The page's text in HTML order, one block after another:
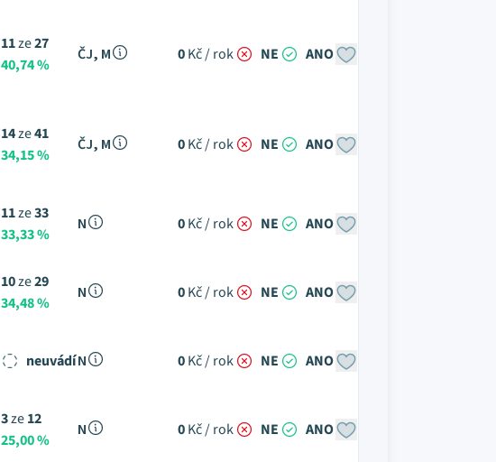
11ze27
40,74 %
ČJ, M 0Kč / rok NE ANO
14ze41
34,15 %
ČJ, M 0Kč / rok NE ANO
11ze33
33,33 %
N 0Kč / rok NE ANO
10ze29
34,48 %
N 0Kč / rok NE ANO
neuvádíN 0Kč / rok NE ANO
3ze12
25,00 %
N 0Kč / rok NE ANO